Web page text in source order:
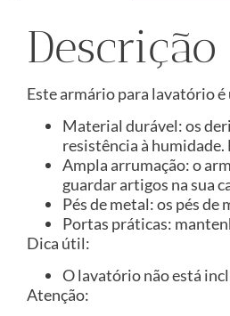
Descrição
Este armário para lavatório
Material durável: os
resistência à humidade.
Ampla arrumação: o
guardar artigos na sua
Pés de metal: os pés
Portas práticas:
Dica útil:
O lavatório não está
Atenção: